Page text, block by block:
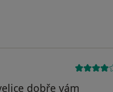
dobře vám